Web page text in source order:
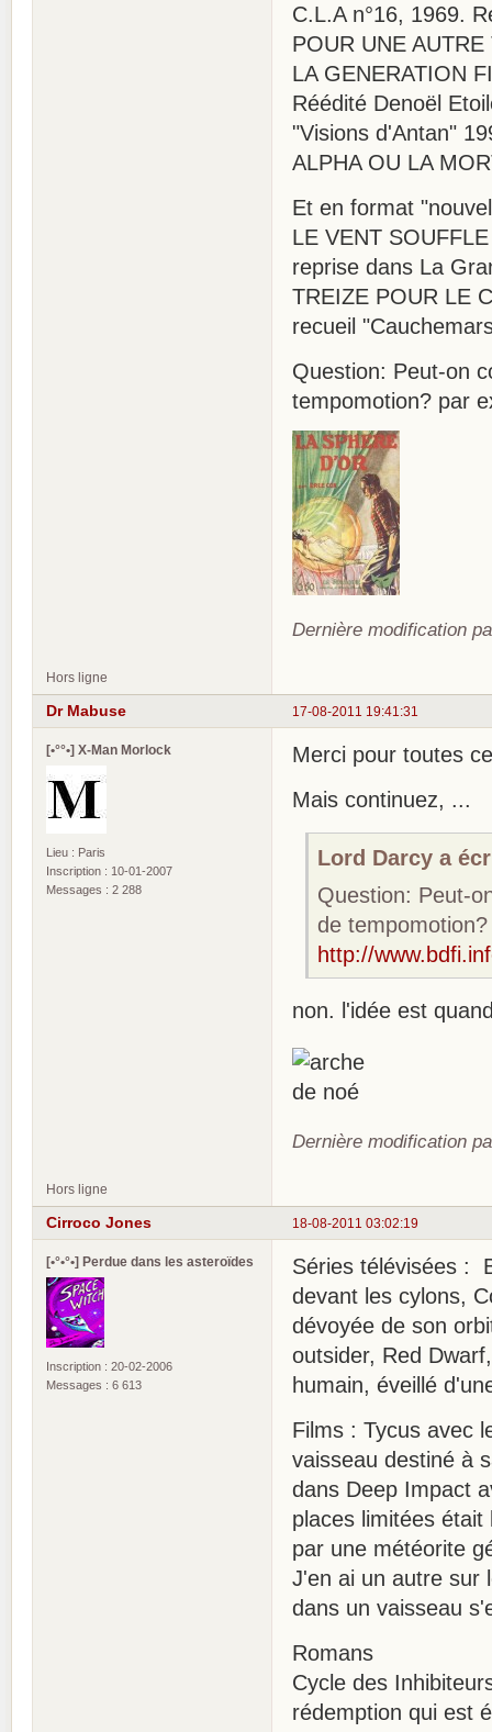
C.L.A n°16, 1969.
POUR UNE
LA GENERATION
Réédité Denoël
"Visions d'Antan"
ALPHA OU LA
Et en format
LE VENT
reprise dans La
TREIZE POUR LE
recueil
Question: Peut-on
tempomotion? par
Dernière modification
Hors ligne
17-08-2011 19:41:31
Dr Mabuse
[•°°•] X-Man Morlock
Lieu : Paris
Inscription : 10-01-2007
Messages : 2 288
Merci pour toutes
Mais continuez, ...
Lord Darcy a
Question: Peut-
de
http://
non. l'idée est
Dernière modification
Hors ligne
18-08-2011 03:02:19
Cirroco Jones
[•°•°•] Perdue dans les asteroïdes
Inscription : 20-02-2006
Messages : 6 613
Séries télévisées :
devant les cylons,
dévoyée de son
outsider, Red
humain, éveillé
Films : Tycus avec
vaisseau destiné à
dans Deep Impact
places limitées
par une météorite
J'en ai un autre sur
dans un vaisseau
Romans
Cycle des
rédemption qui est